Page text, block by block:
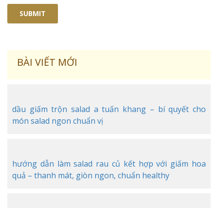
BÀI VIẾT MỚI
dầu giấm trộn salad a tuấn khang – bí quyết cho
món salad ngon chuẩn vị
hướng dẫn làm salad rau củ kết hợp với giấm hoa
quả – thanh mát, giòn ngon, chuẩn healthy